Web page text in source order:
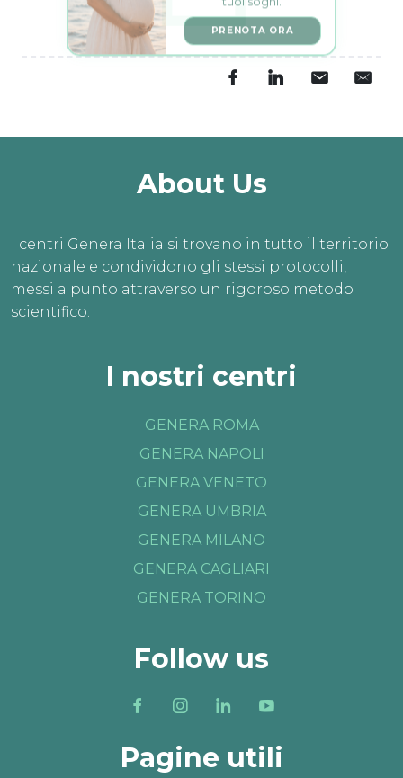
About Us
I centri Genera Italia si trovano in tutto il territorio
nazionale e condividono gli stessi protocolli,
messi a punto attraverso un rigoroso metodo
scientifico.
I nostri centri
GENERA ROMA
GENERA NAPOLI
GENERA VENETO
GENERA UMBRIA
GENERA MILANO
GENERA CAGLIARI
GENERA TORINO
Follow us
Pagine utili
PRENOTA ORA